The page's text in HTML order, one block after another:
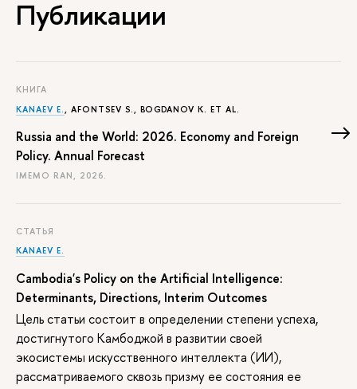
Публикации
КНИГА
KANAEV E.
, AFONTSEV S., BOGDANOV K. ET AL.
Russia and the World: 2026. Economy and Foreign
Policy. Annual Forecast
IMEMO RAN, 2026.
СТАТЬЯ
KANAEV E.
Cambodia's Policy on the Artificial Intelligence:
Determinants, Directions, Interim Outcomes
Цель статьи состоит в определении степени успеха,
достигнутого Камбоджой в развитии своей
экосистемы искусственного интеллекта (ИИ),
рассматриваемого сквозь призму ее состояния ее